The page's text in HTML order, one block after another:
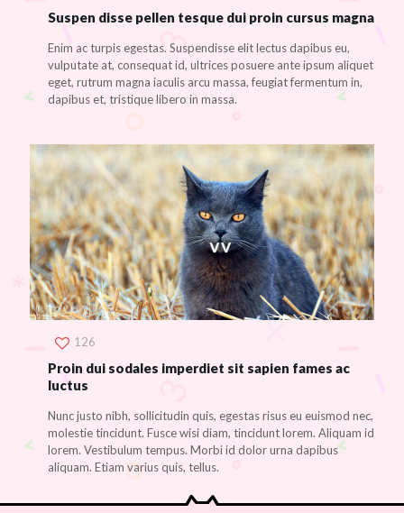
Suspen disse pellen tesque dui proin cursus magna
Enim ac turpis egestas. Suspendisse elit lectus dapibus eu,
vulputate at, consequat id, ultrices posuere ante ipsum aliquet
eget, rutrum magna iaculis arcu massa, feugiat fermentum in,
dapibus et, tristique libero in massa.
126
Proin dui sodales imperdiet sit sapien fames ac
luctus
Nunc justo nibh, sollicitudin quis, egestas risus eu euismod nec,
molestie tincidunt. Fusce wisi diam, tincidunt lorem. Aliquam id
lorem. Vestibulum tempus. Morbi id dolor urna dapibus
aliquam. Etiam varius quis, tellus.